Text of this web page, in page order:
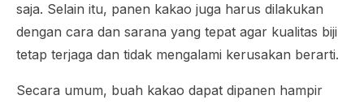
saja. Selain itu, panen kakao juga harus dilakukan
dengan cara dan sarana yang tepat agar kualitas biji
tetap terjaga dan tidak mengalami kerusakan berarti.
Secara umum, buah kakao dapat dipanen hampir